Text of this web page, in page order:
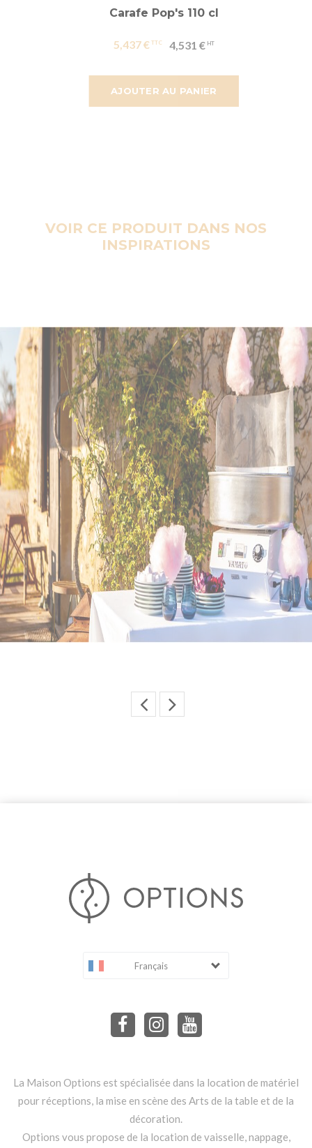
AJOUTER AU PANIER
Carafe Pop's 110 cl
5,437 € 4,531 €
VOIR CE PRODUIT DANS NOS
INSPIRATIONS
Français
La Maison Options est spécialisée dans la location de matériel
pour réceptions, la mise en scène des Arts de la table et de la
décoration.
Options vous propose de la location de vaisselle, nappage,